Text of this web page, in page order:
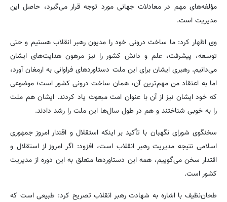
مؤلفه‌های مهم در معادلات جهانی مورد توجه قرار می‌گیرد، حاصل این
مدیریت است.
وی اظهار کرد: ما ساخت درونی خود را مدیون رهبر انقلاب هستیم و حتی
توسعه، پیشرفت، علم و دانش کشور را نیز مرهون هدایت‌های ایشان
می‌دانیم. رهبری ایشان برای این ملت دستاوردهای فراوانی به ارمغان آورد،
اما به اعتقاد من مهم‌ترین آن، همان ساخت درونی کشور است؛ موضوعی
که خود ایشان نیز از آن با عنوان امت مبعوث یاد کردند. ایشان هم ملت
را به خوبی شناختند و هم در طول سال‌ها این ملت را رشد دادند.
سخنگوی شورای نگهبان با تأکید بر اینکه استقلال و اقتدار امروز جمهوری
اسلامی نتیجه مدیریت رهبر انقلاب است، افزود: اگر امروز از استقلال و
اقتدار سخن می‌گوییم، همه این دستاوردها متعلق به این دوره از مدیریت
کشور است.
طحان‌نظیف با اشاره به شهادت رهبر انقلاب تصریح کرد: طبیعی است که